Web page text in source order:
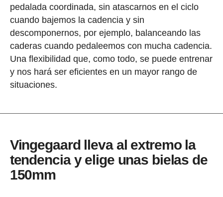
pedalada coordinada, sin atascarnos en el ciclo
cuando bajemos la cadencia y sin
descomponernos, por ejemplo, balanceando las
caderas cuando pedaleemos con mucha cadencia.
Una flexibilidad que, como todo, se puede entrenar
y nos hará ser eficientes en un mayor rango de
situaciones.
Vingegaard lleva al extremo la
tendencia y elige unas bielas de
150mm